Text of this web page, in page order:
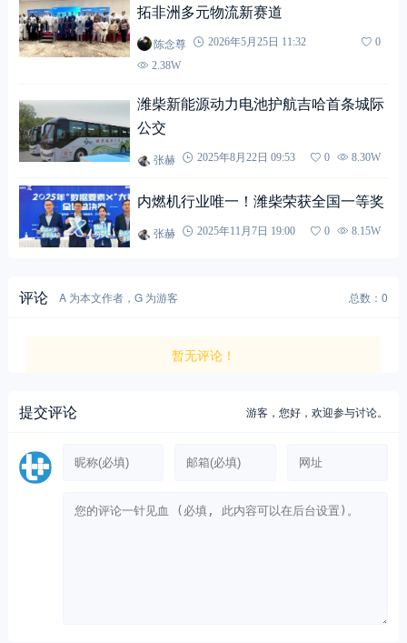
拓非洲多元物流新赛道
陈念尊 2026年5月25日 11:32
0
2.38W
潍柴新能源动力电池护航吉哈首条城际
公交
张赫 2025年8月22日 09:53 0 8.30W
内燃机行业唯一！潍柴荣获全国一等奖
张赫 2025年11月7日 19:00 0 8.15W
评论 A 为本文作者，G 为游客 总数：0
暂无评论！
提交评论 游客，您好，欢迎参与讨论。